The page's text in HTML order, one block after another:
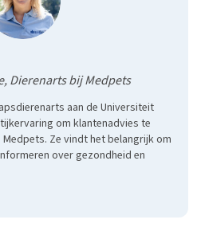
Dierenarts bij Medpets
aan de Universiteit
om klantenadvies te
Ze vindt het belangrijk om
over gezondheid en